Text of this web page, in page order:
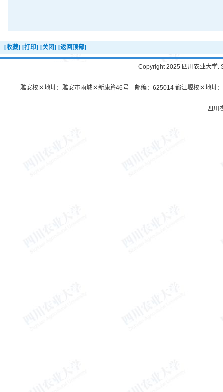
[收藏] [打印] [关闭] [返回顶部]
Copyright 2025 四川农业大学.
雅安校区地址：雅安市雨城区新康路46号 邮编：625014 都江堰校区地址
四川